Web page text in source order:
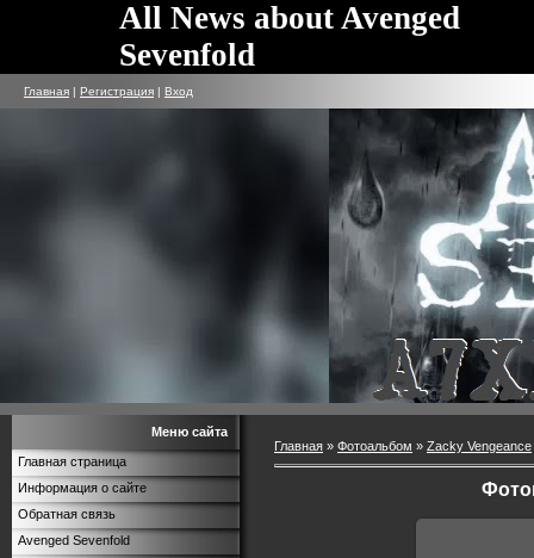
All News about Avenged
Sevenfold
Главная | Регистрация | Вход
Меню сайта
Главная страница
Информация о сайте
Обратная связь
Avenged Sevenfold
Главная » Фотоальбом » Zacky Vengeance